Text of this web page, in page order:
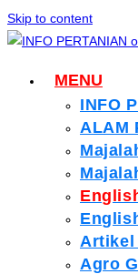
Skip to content
MENU
INFO
ALAM
Artikel
Agro